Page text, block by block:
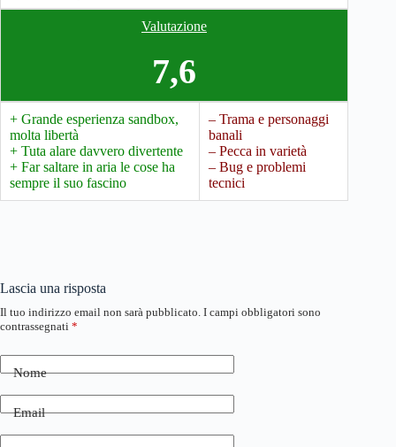
Valutazione
7,6
+ Grande esperienza sandbox,
molta libertà
+ Tuta alare davvero divertente
+ Far saltare in aria le cose ha
sempre il suo fascino
– Trama e personaggi
banali
– Pecca in varietà
– Bug e problemi
tecnici
Lascia una risposta
Il tuo indirizzo email non sarà pubblicato. I campi obbligatori sono
contrassegnati *
Nome
Email